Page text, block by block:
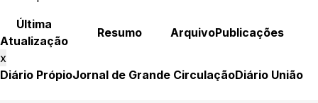
Última
Atualização
Resumo ArquivoPublicações
x
Diário PrópioJornal de Grande CirculaçãoDiário União